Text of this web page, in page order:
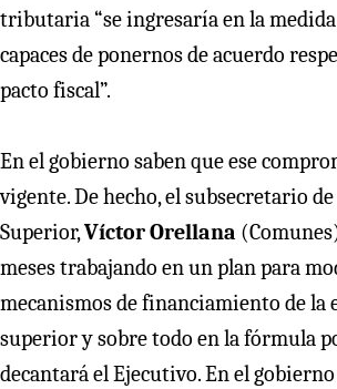
tributaria “se ingresaría en la medida
capaces de ponernos de acuerdo
pacto fiscal”.
En el gobierno saben que ese
vigente. De hecho, el subsecretario
Superior,Víctor Orellana
meses trabajando en un plan para
mecanismos de financiamiento de la
superior y sobre todo en la fórmula
decantará el Ejecutivo. En el